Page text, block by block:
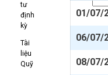
tư
định
kỳ
Tài
liệu
Quỹ
01/07/
06/07/
08/07/